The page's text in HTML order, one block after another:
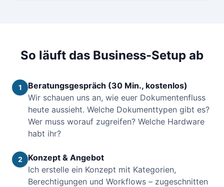
So läuft das Business-Setup ab
1
Beratungsgespräch (30 Min., kostenlos)
Wir schauen uns an, wie euer Dokumentenfluss
heute aussieht. Welche Dokumenttypen gibt es?
Wer muss worauf zugreifen? Welche Hardware
habt ihr?
2
Konzept & Angebot
Ich erstelle ein Konzept mit Kategorien,
Berechtigungen und Workflows – zugeschnitten